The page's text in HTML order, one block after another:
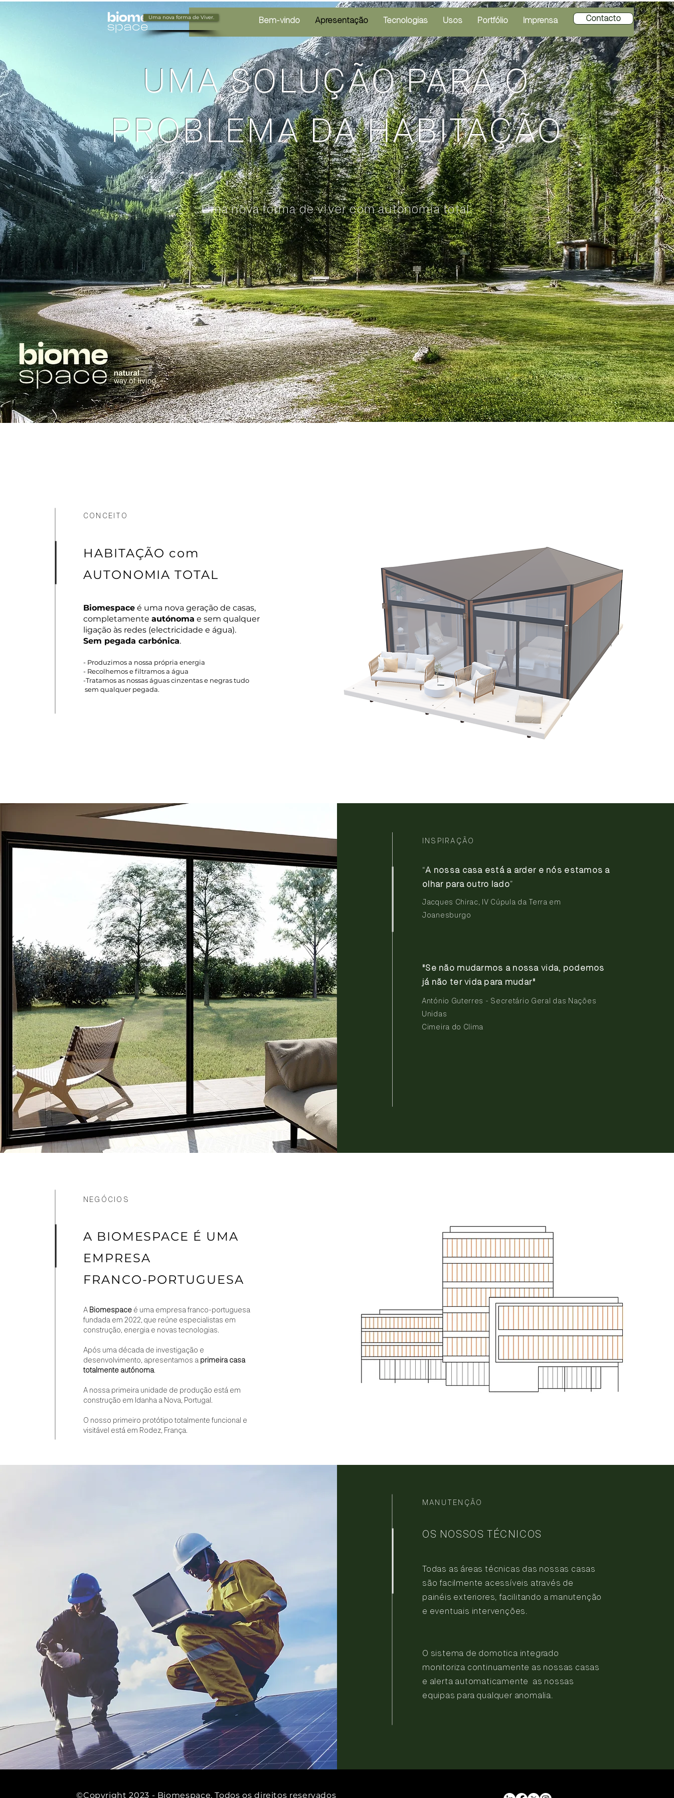
Bem-vindo Apresentação Tecnologias Usos Portfólio Imprensa Contacto
Uma nova forma de Viver.
UMA SOLUÇÃO PARA O
PROBLEMA DA HABITAÇÃO
Uma nova forma de viver com autonomia total.
CONCEITO
HABITAÇÃO com
AUTONOMIA TOTAL
Biomespace é uma nova geração de casas,
completamente autónoma e sem qualquer
ligação às redes (electricidade e água).
Sem pegada carbónica.
- Produzimos a nossa própria energia
- Recolhemos e filtramos a água
-Tratamos as nossas águas cinzentas e negras tudo
sem qualquer pegada.
INSPIRAÇÃO
“A nossa casa está a arder e nós estamos a
olhar para outro lado”
Jacques Chirac, IV Cúpula da Terra em
Joanesburgo
"Se não mudarmos a nossa vida, podemos
já não ter vida para mudar"
António Guterres - Secretário Geral das Nações
Unidas
Cimeira do Clima
NEGÓCIOS
A BIOMESPACE É UMA
EMPRESA
FRANCO-PORTUGUESA
A Biomespace é uma empresa franco-portuguesa
fundada em 2022, que reúne especialistas em
construção, energia e novas tecnologias.
Após uma década de investigação e
desenvolvimento, apresentamos a primeira casa
totalmente autónoma.
A nossa primeira unidade de produção está em
construção em Idanha a Nova, Portugal.
O nosso primeiro protótipo totalmente funcional e
visitável está em Rodez, França.
MANUTENÇÃO
OS NOSSOS TÉCNICOS
Todas as áreas técnicas das nossas casas
são facilmente acessíveis através de
painéis exteriores, facilitando a manutenção
e eventuais intervenções.
O sistema de domotica integrado
monitoriza continuamente as nossas casas
e alerta automaticamente as nossas
equipas para qualquer anomalia.
©Copyright 2023 - Biomespace. Todos os direitos reservados